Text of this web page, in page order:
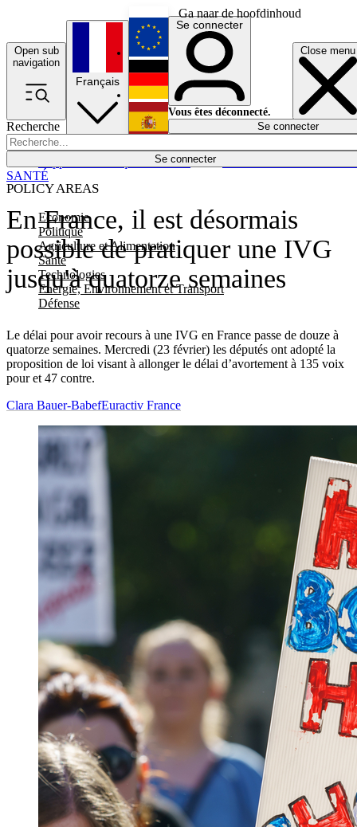
Ga naar de hoofdinhoud
Open sub
navigation
Close menu
Recherche
Se connecter
POLICY AREAS
Economie
Politique
Agriculture et Alimentation
Santé
Technologies
Energie, Environnement et Transport
Défense
Économie
Français
English
Deutsch
Español
Se connecter
Vous êtes déconnecté.
Se connecter
En France, il est désormais
possible de pratiquer une IVG
jusqu'à quatorze semaines
Le délai pour avoir recours à une IVG en France passe de douze à
quatorze semaines. Mercredi (23 février) les députés ont adopté la
proposition de loi visant à allonger le délai d’avortement à 135 voix
pour et 47 contre.
SANTÉ
Clara Bauer-BabefEuractiv France